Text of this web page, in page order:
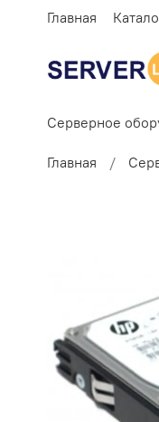
Главная
Серверное
Главная